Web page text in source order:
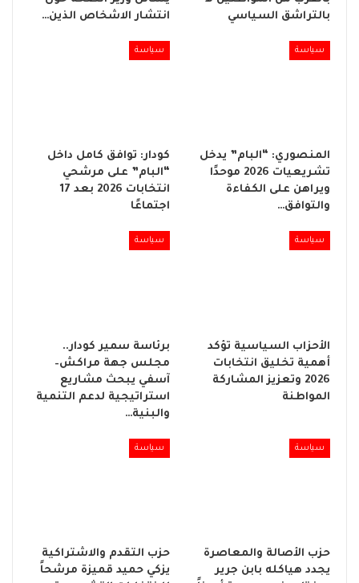
بالتراشق السياسي
انتشار الاشخاص الذين…
سياسة
المنصوري: “البام” يدخل
تشريعيات 2026 موحدًا
ويراهن على الكفاءة
والتوافق…
سياسة
كودار: توافق كامل داخل
“البام” على مرشحي
انتخابات 2026 بعد 17
اجتماعًا
سياسة
الأحزاب السياسية تؤكد
أهمية تخليق انتخابات
2026 وتعزيز المشاركة
المواطنة
سياسة
برئاسة سمير كودار..
مجلس جهة مراكش–
آسفي يبحث مشاريع
استراتيجية لدعم التنمية
والبنية…
سياسة
حزب الأصالة والمعاصرة
يجدد هياكله بابن جرير
سياسة
حزب التقدم والاشتراكية
يزكي حميد قميزة مرشحاً